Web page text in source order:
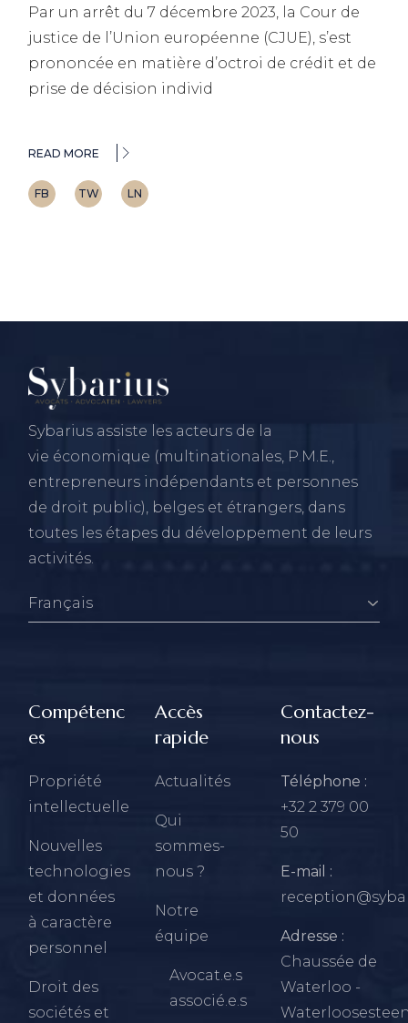
Par un arrêt du 7 décembre 2023, la Cour de
justice de l’Union européenne (CJUE), s’est
prononcée en matière d’octroi de crédit et de
prise de décision individ
READ MORE
FB TW LN
Sybarius assiste les acteurs de la
vie économique (multinationales, P.M.E.,
entrepreneurs indépendants et personnes
de droit public), belges et étrangers, dans
toutes les étapes du développement de leurs
activités.
Compétenc
es
Propriété
intellectuelle
Nouvelles
technologies
et données
à caractère
personnel
Droit des
sociétés et
Accès
rapide
Actualités
Qui
sommes-
nous ?
Notre
équipe
Avocat.e.s
associé.e.s
Contactez-
nous
Téléphone :
+32 2 379 00
50
E-mail :
Adresse :
Chaussée de
Waterloo -